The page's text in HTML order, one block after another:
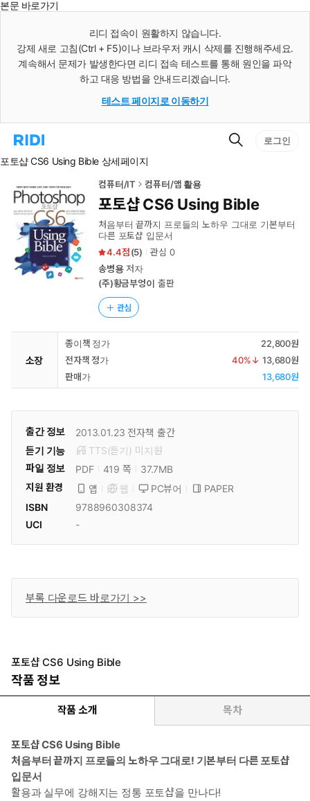
본문 바로가기
리디 접속이 원활하지 않습니다.
강제 새로 고침(Ctrl + F5)이나 브라우저 캐시 삭제를 진행해주세요.
계속해서 문제가 발생한다면 리디 접속 테스트를 통해 원인을 파악
하고 대응 방법을 안내드리겠습니다.
테스트 페이지로 이동하기
리
홈
이
동
검
로그인
포토샵 CS6 Using Bible 상세페이지
컴퓨터/IT 컴퓨터/앱 활용
포토샵 CS6 Using Bible
처음부터 끝까지 프로들의 노하우 그대로 기본부터
다른 포토샵 입문서
4.4
(5) 관심 0
송병용저자
(주)황금부엉이 출판
관심
소장
종이책 정가
22,800원
전자책 정가
40%↓ 13,680원
판매가
13,680원
출간 정보 2013.01.23 전자책 출간
듣기 기능
TTS(듣기) 미 지원
파일 정보
PDF 419 쪽
37.7MB
지원 환경
앱 웹 PC뷰어
PAPER
ISBN
9788960308374
UCI
-
부록 다운로드 바로가기 >>
포토샵 CS6 Using Bible
작품 정보
작품 소개 목차
포토샵 CS6 Using Bible
처음부터 끝까지 프로들의 노하우 그대로! 기본부터 다른 포토샵
입문서
활용과 실무에 강해지는 정통 포토샵을 만나다!